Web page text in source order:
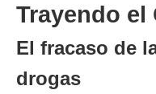
Trayendo el
El fracaso de
drogas